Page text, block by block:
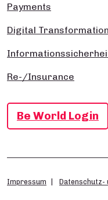
Payments
Digital Transformation
Re-/Insurance
Be World Login
Impressum Datenschutz-